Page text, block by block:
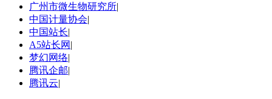
广州市微生物研究所|
中国计量协会|
中国站长|
A5站长网 |
梦幻网络|
腾讯企邮|
腾讯云|